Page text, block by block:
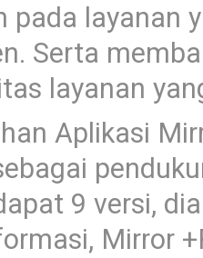
pada layanan
Serta
layanan
Aplikasi
9 versi,
Mirror